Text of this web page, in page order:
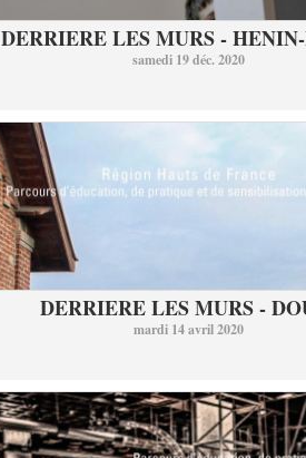
DERRIERE LES MURS -
samedi 19 déc. 2020
DERRIERE LES MURS -
mardi 14 avril 2020